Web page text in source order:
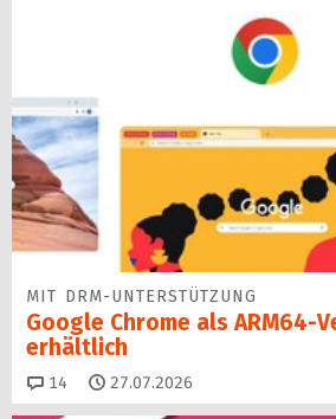
MIT DRM-UNTERSTÜTZUNG
Google Chrome als ARM64-
erhältlich
14 Kommentare
27.07.2026